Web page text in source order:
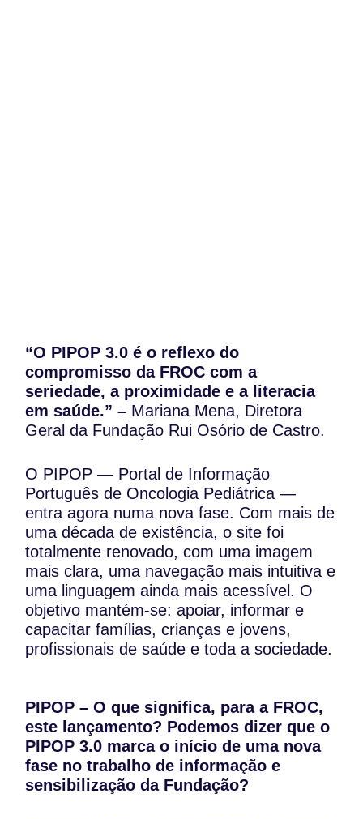
“O PIPOP 3.0 é o reflexo do
compromisso da FROC com a
seriedade, a proximidade e a literacia
em saúde.”– Mariana Mena, Diretora
Geral da Fundação Rui Osório de Castro.
O PIPOP — Portal de Informação
Português de Oncologia Pediátrica —
entra agora numa nova fase. Com mais de
uma década de existência, o site foi
totalmente renovado, com uma imagem
mais clara, uma navegação mais intuitiva e
uma linguagem ainda mais acessível. O
objetivo mantém-se: apoiar, informar e
capacitar famílias, crianças e jovens,
profissionais de saúde e toda a sociedade.
PIPOP – O que significa, para a FROC,
este lançamento? Podemos dizer que o
PIPOP 3.0 marca o início de uma nova
fase no trabalho de informação e
sensibilização da Fundação?